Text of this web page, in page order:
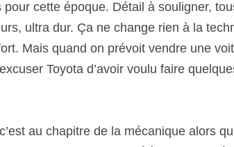
cette époque. Détail à souligner,
ultra dur. Ça ne change rien à la
Mais quand on prévoit vendre une
Toyota d’avoir voulu faire
au chapitre de la mécanique alors